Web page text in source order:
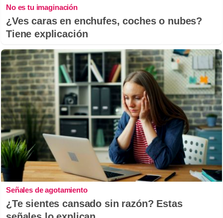
No es tu imaginación
¿Ves caras en enchufes, coches o nubes?
Tiene explicación
Señales de agotamiento
¿Te sientes cansado sin razón? Estas